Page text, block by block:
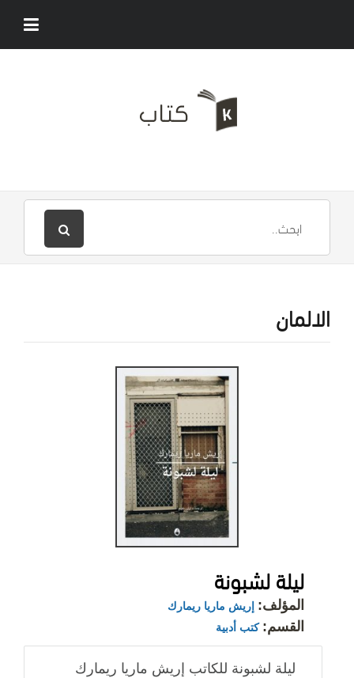
الالمان
ليلة لشبونة
المؤلف: إريش ماريا ريمارك
القسم: كتب أدبية
ليلة لشبونة للكاتب إريش ماريا ريمارك